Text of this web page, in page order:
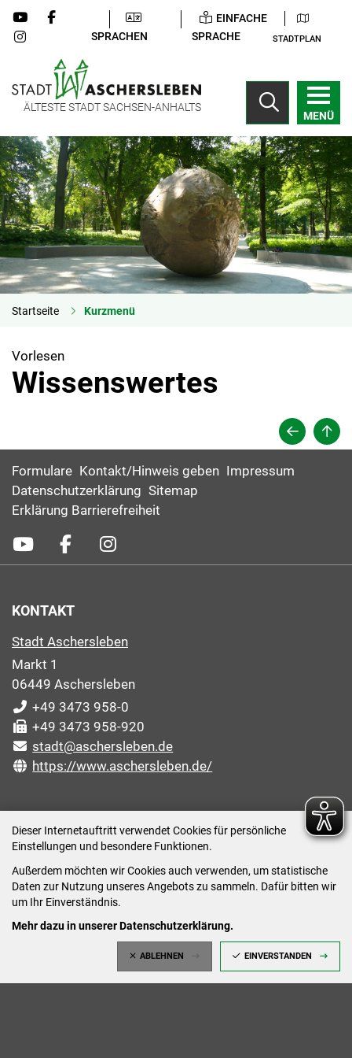
Dieser Internetauftritt verwendet Cookies für persönliche
Einstellungen und besondere Funktionen.
Außerdem möchten wir Cookies auch verwenden, um statistische
Daten zur Nutzung unseres Angebots zu sammeln. Dafür bitten wir
um Ihr Einverständnis.
Mehr dazu in unserer Datenschutzerklärung.
ABLEHNEN EINVERSTANDEN
SPRACHEN
EINFACHE
SPRACHE
STADTPLAN
ÄLTESTE STADT SACHSEN-ANHALTS
MENÜ
Startseite Kurzmenü
Vorlesen
Wissenswertes
Formulare Kontakt/Hinweis geben Impressum
Datenschutzerklärung Sitemap
Erklärung Barrierefreiheit
KONTAKT
Stadt Aschersleben
Markt 1
06449 Aschersleben
+49 3473 958-0
+49 3473 958-920
stadt@aschersleben.de
https://www.aschersleben.de/
Montag: 09:00-12:00 /14:00-15:00 Uhr
Dienstag: 09:00-12:00 /14:00-16:00 Uhr
Mittwoch: 09:00 - 12:00 Uhr (nach vorheriger
Donnerstag: 09:00-12:00 /14:00-18:00 Uhr
Freitag: 09:00-12:00 Uhr